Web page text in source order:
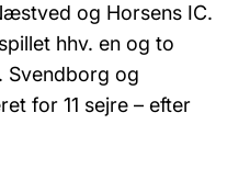
og Horsens IC.
hhv. en og to
Svendborg og
for 11 sejre – efter